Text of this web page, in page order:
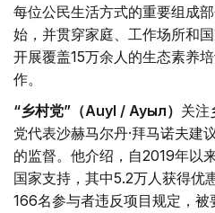
每位公民生活方式的重要组成
始，并贯穿家庭、工作场所和
开展覆盖15万余人的生态素养
作。
“乡村党”（Auyl / Ауыл） 关注
党代表沙赫马尔丹·拜马诺夫建
的监督。他介绍，自2019年以
国家支持，其中5.2万人获得优
166名参与者违反项目规定，